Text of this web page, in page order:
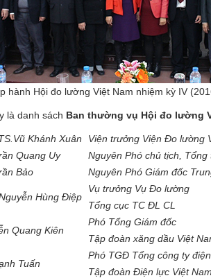
hành Hội đo lường Việt Nam nhiệm kỳ IV
là danh sách Ban thường vụ Hội đo lường
Khánh Xuân Viện trưởng Viện Đo lường
Quang Uy Nguyên Phó chủ tịch,
Bảo Nguyên Phó Giám đốc
Hùng Điệp
Vụ trưởng Vụ Đo lường
Tổng cục TC ĐL CL
Quang Kiên
Phó Tổng Giám đốc
Tập đoàn xăng dầu Việt
Tuấn
Phó TGĐ Tổng công ty
Tập đoàn Điện lực Việt Nam